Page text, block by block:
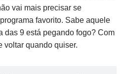
vai mais precisar se
favorito. Sabe aquele
das 9 está pegando fogo? Com
voltar quando quiser.